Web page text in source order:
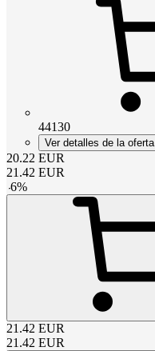
44130
Ver detalles de la oferta
20.22 EUR
21.42 EUR
-6%
21.42 EUR
21.42 EUR